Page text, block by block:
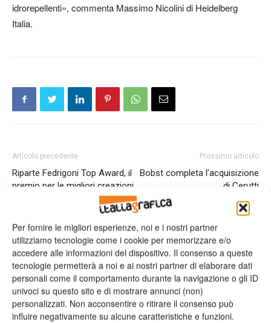
Per fornire le migliori esperienze, noi e i nostri partner
utilizziamo tecnologie come i cookie per memorizzare e/o
accedere alle informazioni del dispositivo. Il consenso a queste
tecnologie permetterà a noi e ai nostri partner di elaborare dati
personali come il comportamento durante la navigazione o gli ID
univoci su questo sito e di mostrare annunci (non)
personalizzati. Non acconsentire o ritirare il consenso può
influire negativamente su alcune caratteristiche e funzioni.
idrorepellenti», commenta Massimo Nicolini di Heidelberg
Italia.
Articolo precedente
Riparte Fedrigoni Top Award, il
premio per le migliori creazioni
autoadesivi del Gruppo
Prossimo articolo
Bobst completa l’acquisizione
di Cerutti
ARTICOLI CORRELATI ALTRO DALL'AUTORE
Viscom 2026 cambia volto: debutta il
nuovo format Exhibition & Conference